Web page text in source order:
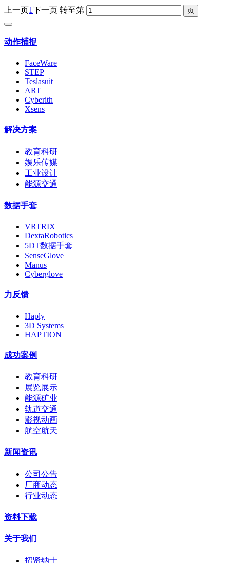
上一页1下一页 转至第
动作捕捉
FaceWare
STEP
Teslasuit
ART
Cyberith
Xsens
解决方案
教育科研
娱乐传媒
工业设计
能源交通
数据手套
VRTRIX
DextaRobotics
5DT数据手套
SenseGlove
Manus
Cyberglove
力反馈
Haply
3D Systems
HAPTION
成功案例
教育科研
展览展示
能源矿业
轨道交通
影视动画
航空航天
新闻资讯
公司公告
厂商动态
行业动态
资料下载
关于我们
招贤纳士